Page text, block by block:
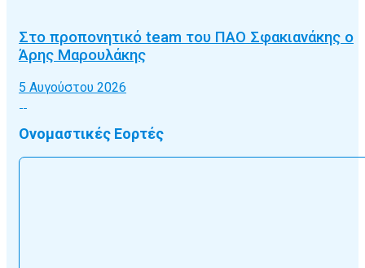
Στο προπονητικό team του ΠΑΟ Σφακιανάκης ο
Άρης Μαρουλάκης
5 Αυγούστου 2026
Ονομαστικές Εορτές